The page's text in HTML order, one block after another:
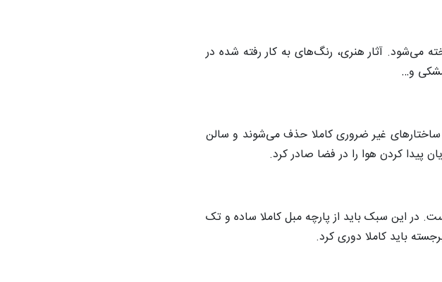
می‌شود. آثار هنری، رنگ‌های به کار رفته شده در
مشکی و…
غیر ضروری کاملا حذف می‌شوند و سالن
پیدا کردن هوا را در فضا صادر کرد.
در این سبک باید از پارچه مبل کاملا ساده و تک
باید کاملا دوری کرد.